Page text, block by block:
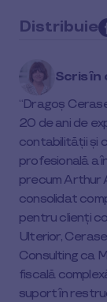
Distribuie
this
article
on
social
media
Scris în
Dragoș
20 de ani de
contabilității și
profesională a
precum Arthur
consolidat
pentru clienți
Ulterior,
Consulting ca
fiscală
suport în